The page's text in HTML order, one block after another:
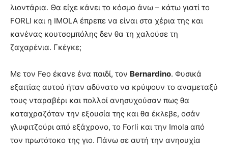
λιοντάρια. Θα είχε κάνει το κόσμο άνω – κάτω γιατί το
FORLI και η IMOLA έπρεπε να είναι στα χέρια της και
κανένας κουτσομπόλης δεν θα τη χαλούσε τη
ζαχαρένια. Γκέγκε;
Με τον Feo έκανε ένα παιδί, τον Bernardino. Φυσικά
εξαιτίας αυτού ήταν αδύνατο να κρύψουν το αναμεταξύ
τους νταραβέρι και πολλοί ανησυχούσαν πως θα
καταχραζόταν την εξουσία της και θα έκλεβε, οσάν
γλυφιτζούρι από εξάχρονο, το Forli και την Imola από
τον πρωτότοκο της γιο. Πάνω σε αυτή την ανησυχία